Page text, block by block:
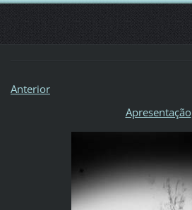
Anterior
Apresentação